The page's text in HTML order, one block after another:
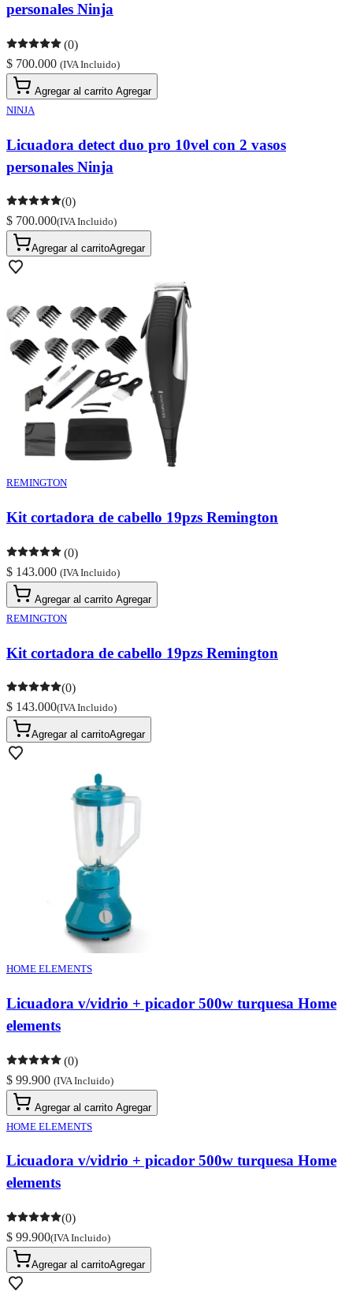
personales Ninja
(0)
$ 700.000 (IVA Incluido)
Agregar al carrito Agregar
NINJA
Licuadora detect duo pro 10vel con 2 vasos
personales Ninja
(0)
$ 700.000(IVA Incluido)
Agregar al carritoAgregar
REMINGTON
Kit cortadora de cabello 19pzs Remington
(0)
$ 143.000 (IVA Incluido)
Agregar al carrito Agregar
REMINGTON
Kit cortadora de cabello 19pzs Remington
(0)
$ 143.000(IVA Incluido)
Agregar al carritoAgregar
HOME ELEMENTS
Licuadora v/vidrio + picador 500w turquesa Home
elements
(0)
$ 99.900 (IVA Incluido)
Agregar al carrito Agregar
HOME ELEMENTS
Licuadora v/vidrio + picador 500w turquesa Home
elements
(0)
$ 99.900(IVA Incluido)
Agregar al carritoAgregar